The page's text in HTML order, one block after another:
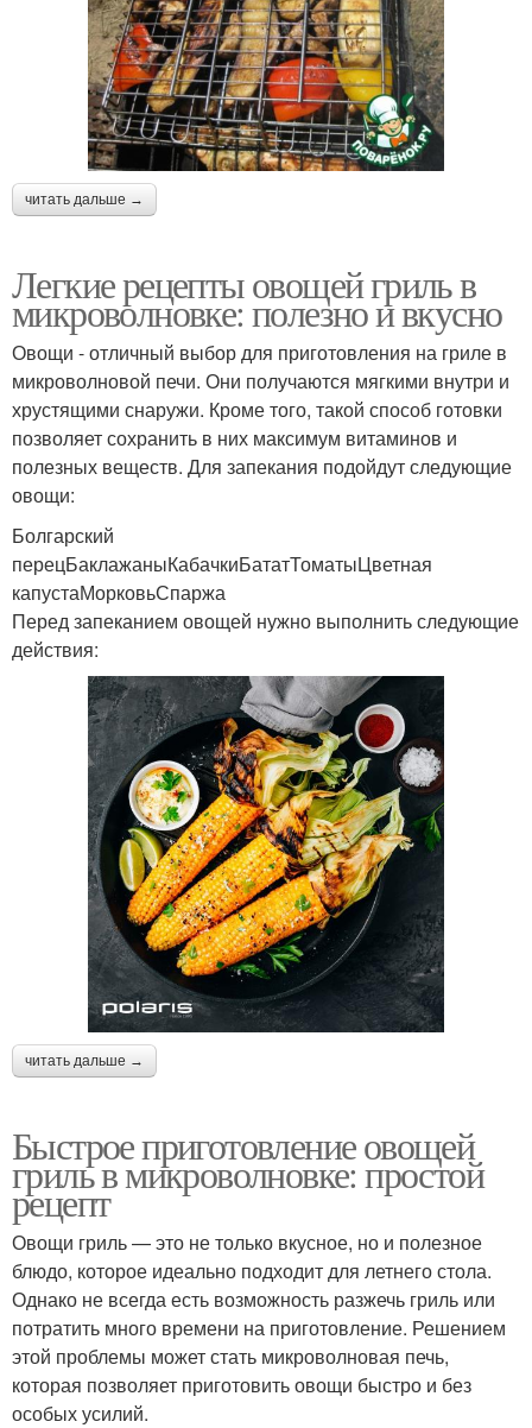
читать дальше →
Легкие рецепты овощей гриль в
микроволновке: полезно и вкусно
Овощи - отличный выбор для приготовления на гриле в
микроволновой печи. Они получаются мягкими внутри и
хрустящими снаружи. Кроме того, такой способ готовки
позволяет сохранить в них максимум витаминов и
полезных веществ. Для запекания подойдут следующие
овощи:
Болгарский
перецБаклажаныКабачкиБататТоматыЦветная
капустаМорковьСпаржа
Перед запеканием овощей нужно выполнить следующие
действия:
читать дальше →
Быстрое приготовление овощей
гриль в микроволновке: простой
рецепт
Овощи гриль — это не только вкусное, но и полезное
блюдо, которое идеально подходит для летнего стола.
Однако не всегда есть возможность разжечь гриль или
потратить много времени на приготовление. Решением
этой проблемы может стать микроволновая печь,
которая позволяет приготовить овощи быстро и без
особых усилий.